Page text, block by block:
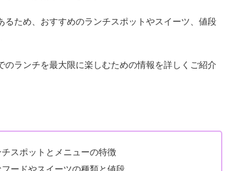
るため、おすすめのランチスポットやスイーツ、値段
のランチを最大限に楽しむための情報を詳しくご紹介
スポットとメニューの特徴